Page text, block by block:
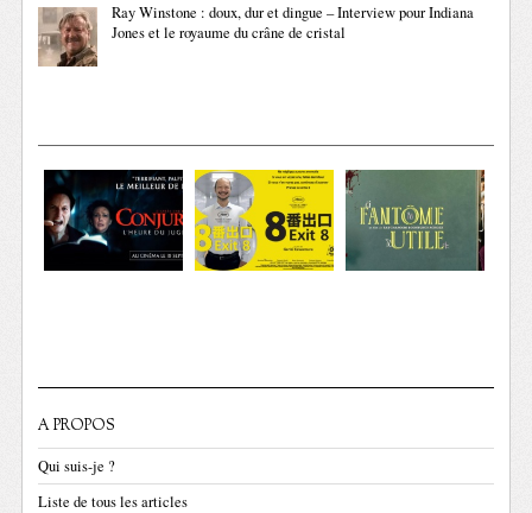
Ray Winstone : doux, dur et dingue – Interview pour Indiana
Jones et le royaume du crâne de cristal
A PROPOS
Qui suis-je ?
Liste de tous les articles